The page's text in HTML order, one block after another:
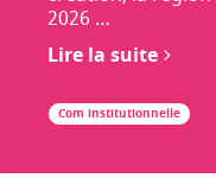
2026 …
Lire la suite
Com institutionnelle